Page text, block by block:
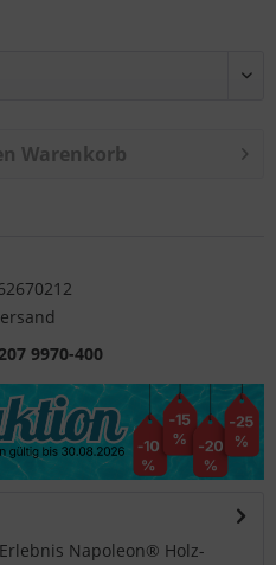
Warenkorb
9970-400
Napoleon® Holz-